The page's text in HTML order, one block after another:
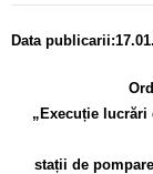
Data
„Execuție lucrări
stații de